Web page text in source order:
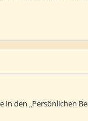
den „Persönlichen